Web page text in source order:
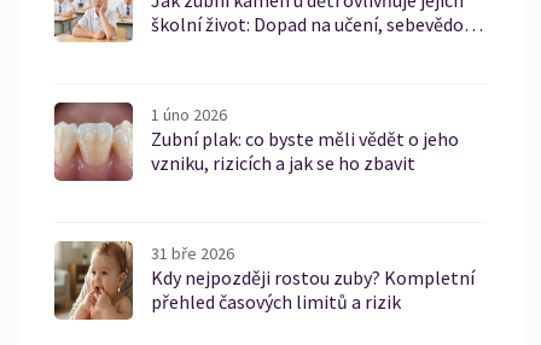
školní život: Dopad na učení, sebevědomí
1 úno 2026
Zubní plak: co byste měli vědět o jeho
vzniku, rizicích a jak se ho zbavit
31 bře 2026
Kdy nejpozději rostou zuby? Kompletní
přehled časových limitů a rizik